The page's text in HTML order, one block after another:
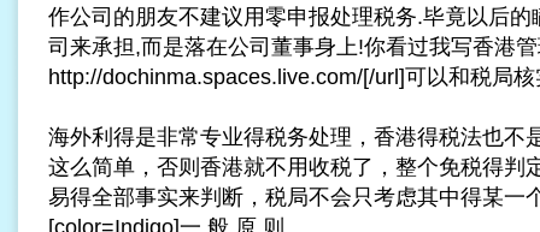
作公司的朋友不建议用零申报处理税务.毕竟以后
司来承担,而是落在公司董事身上!你看过我写香港
http://dochinma.spaces.live.com/[/url]可以和税局
海外利得是非常专业得税务处理，香港得税法也不
这么简单，否则香港就不用收税了，整个免税得判
易得全部事实来判断，税局不会只考虑其中得某一
[color=Indigo]一 般 原 则